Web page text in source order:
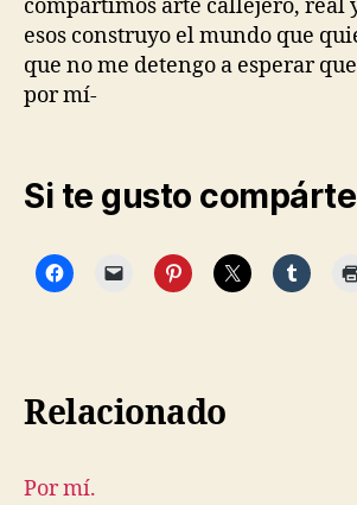
compartimos arte callejero, real
esos construyo el mundo que
que no me detengo a esperar
por mí-
Si te gusto
Relacionado
Por mí.